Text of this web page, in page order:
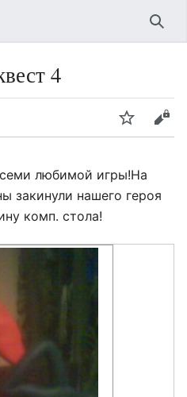
4
Следить
любимой игры!На
закинули нашего героя
комп. стола!